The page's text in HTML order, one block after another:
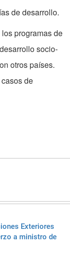
de desarrollo.
programas de
socio-
otros países.
de
Exteriores
a ministro de